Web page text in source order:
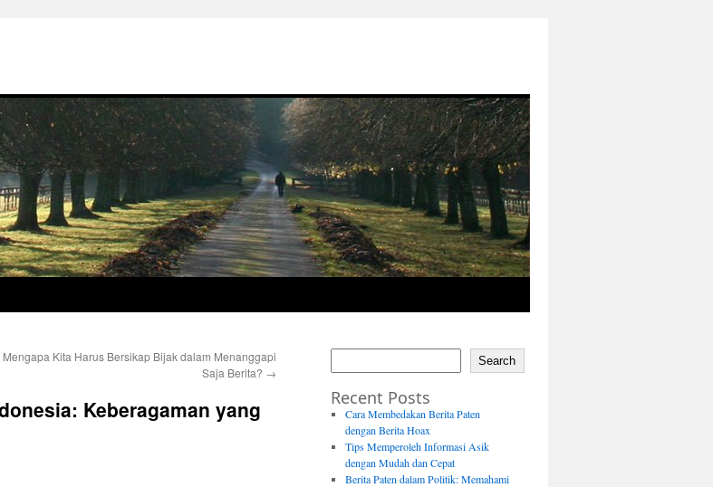
Mengapa Kita Harus Bersikap Bijak dalam Menanggapi
Saja Berita? →
Keberagaman yang
Search
Recent Posts
Cara Membedakan Berita Paten
dengan Berita Hoax
Tips Memperoleh Informasi Asik
dengan Mudah dan Cepat
Berita Paten dalam Politik: Memahami